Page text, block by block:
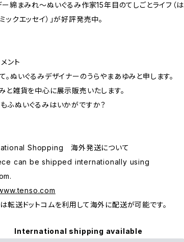
ー綿まみれ～ぬいぐるみ作家15年目のてしごとライフ（は
ックエッセイ）」が好評発売中。
ント
。ぬいぐるみデザイナーのうらやまあゆみと申します。
と雑貨を中心に展示販売いたします。
ふぬいぐるみはいかがですか？
Shopping 海外発送について
can be shipped internationally using
転送ドットコムを利用して海外に配送が可能です。
International shipping available